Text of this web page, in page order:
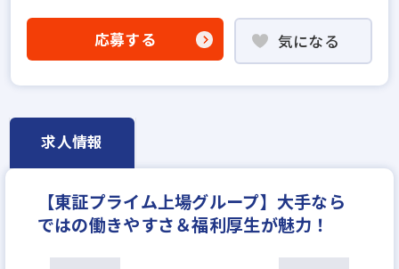
高級賃貸仲介営業の経験者歓迎
資格支援制度あり
フレックス勤務あり
女性が活躍中
土日休みあり
完全週休2日
年間休日120日以上
応募する 気になる
求人情報
【東証プライム上場グループ】大手なら
ではの働きやすさ＆福利厚⽣が魅力！